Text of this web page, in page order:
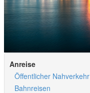
Anreise
Öffentlicher Nahverkehr
Bahnreisen